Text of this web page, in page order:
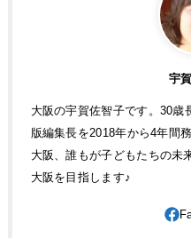
宇
大阪の宇賀佐智子です。30歳
版編集長を2018年から4年間
大阪、誰もが子どもたちの未
大阪を目指します♪